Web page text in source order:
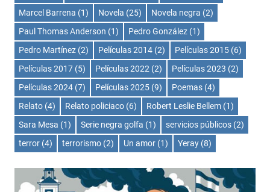
Marcel Barrena (1) Novela (25) Novela negra (2)
Paul Thomas Anderson (1) Pedro González (1)
Pedro Martínez (2) Películas 2014 (2) Películas 2015 (6)
Películas 2017 (5) Películas 2022 (2) Películas 2023 (2)
Películas 2024 (7) Películas 2025 (9) Poemas (4)
Relato (4) Relato policiaco (6) Robert Leslie Bellem (1)
Sara Mesa (1) Serie negra golfa (1) servicios públicos (2)
terror (4) terrorismo (2) Un amor (1) Yeray (8)